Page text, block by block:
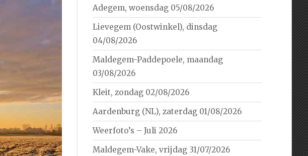
Adegem, woensdag 05/08/2026
Lievegem (Oostwinkel), dinsdag
04/08/2026
Maldegem-Paddepoele, maandag
03/08/2026
Kleit, zondag 02/08/2026
Aardenburg (NL), zaterdag 01/08/2026
Weerfoto’s – Juli 2026
Maldegem-Vake, vrijdag 31/07/2026